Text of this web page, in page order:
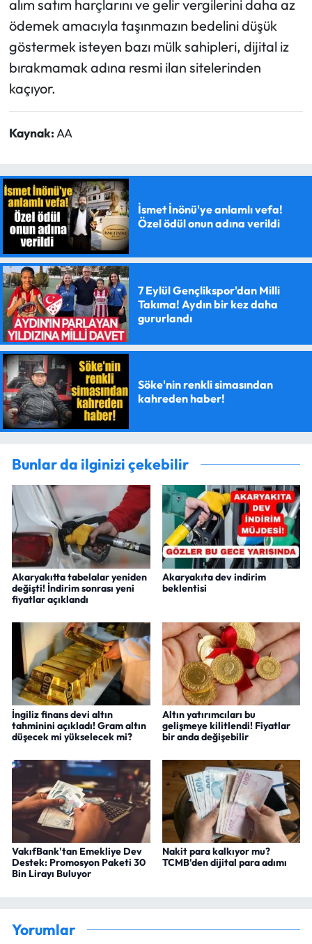
alım satım harçlarını ve gelir vergilerini daha az
ödemek amacıyla taşınmazın bedelini düşük
göstermek isteyen bazı mülk sahipleri, dijital iz
bırakmamak adına resmi ilan sitelerinden
kaçıyor.
Kaynak:AA
İsmet İnönü'ye anlamlı vefa!
Özel ödül onun adına verildi
7 Eylül Gençlikspor'dan Milli
Takıma! Aydın bir kez daha
gururlandı
Söke'nin renkli simasından
kahreden haber!
Bunlar da ilginizi çekebilir
Akaryakıtta tabelalar yeniden
değişti! İndirim sonrası yeni
fiyatlar açıklandı
Akaryakıta dev indirim
beklentisi
İngiliz finans devi altın
tahminini açıkladı! Gram altın
düşecek mi yükselecek mi?
Altın yatırımcıları bu
gelişmeye kilitlendi! Fiyatlar
bir anda değişebilir
VakıfBank'tan Emekliye Dev
Destek: Promosyon Paketi 30
Bin Lirayı Buluyor
Nakit para kalkıyor mu?
TCMB'den dijital para adımı
Yorumlar